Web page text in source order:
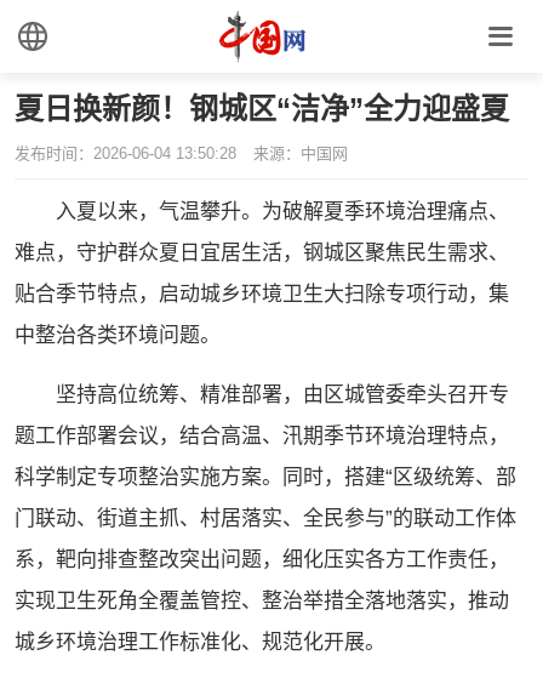
夏日换新颜！钢城区“洁净”全力迎盛夏
发布时间：2026-06-04 13:50:28 来源：中国网
入夏以来，气温攀升。为破解夏季环境治理痛点、
难点，守护群众夏日宜居生活，钢城区聚焦民生需求、
贴合季节特点，启动城乡环境卫生大扫除专项行动，集
中整治各类环境问题。
坚持高位统筹、精准部署，由区城管委牵头召开专
题工作部署会议，结合高温、汛期季节环境治理特点，
科学制定专项整治实施方案。同时，搭建“区级统筹、部
门联动、街道主抓、村居落实、全民参与”的联动工作体
系，靶向排查整改突出问题，细化压实各方工作责任，
实现卫生死角全覆盖管控、整治举措全落地落实，推动
城乡环境治理工作标准化、规范化开展。